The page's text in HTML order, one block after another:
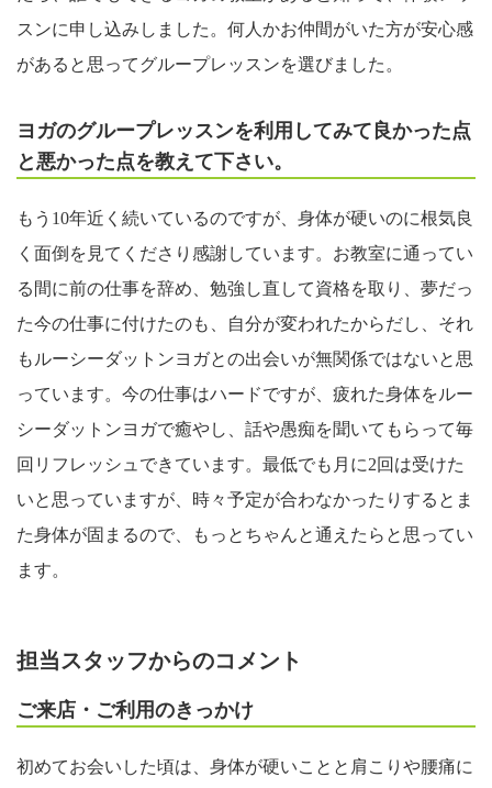
スンに申し込みしました。何人かお仲間がいた方が安心感
があると思ってグループレッスンを選びました。
ヨガのグループレッスンを利用してみて良かった点
と悪かった点を教えて下さい。
もう10年近く続いているのですが、身体が硬いのに根気良
く面倒を見てくださり感謝しています。お教室に通ってい
る間に前の仕事を辞め、勉強し直して資格を取り、夢だっ
た今の仕事に付けたのも、自分が変われたからだし、それ
もルーシーダットンヨガとの出会いが無関係ではないと思
っています。今の仕事はハードですが、疲れた身体をルー
シーダットンヨガで癒やし、話や愚痴を聞いてもらって毎
回リフレッシュできています。最低でも月に2回は受けた
いと思っていますが、時々予定が合わなかったりするとま
た身体が固まるので、もっとちゃんと通えたらと思ってい
ます。
担当スタッフからのコメント
ご来店・ご利用のきっかけ
初めてお会いした頃は、身体が硬いことと肩こりや腰痛に